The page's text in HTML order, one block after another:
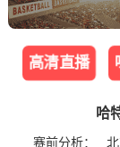
高清直播
哈
赛前分析： 北